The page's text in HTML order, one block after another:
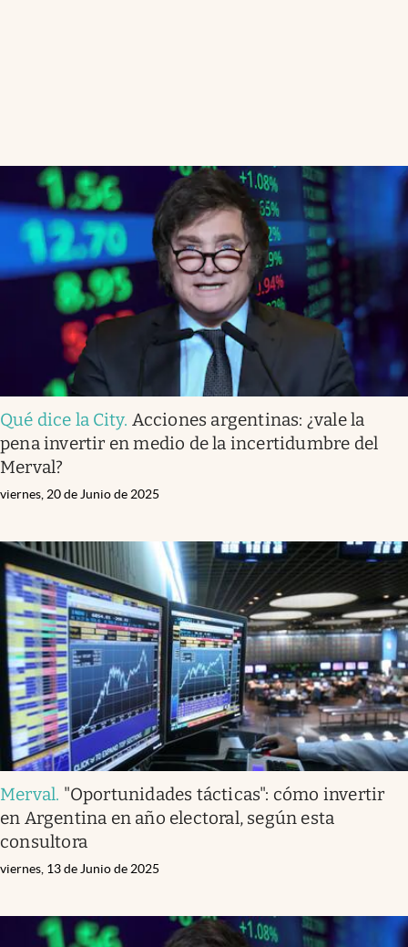
Qué dice la City. Acciones argentinas: ¿vale la
pena invertir en medio de la incertidumbre del
Merval?
viernes, 20 de Junio de 2025
Merval. "Oportunidades tácticas": cómo invertir
en Argentina en año electoral, según esta
consultora
viernes, 13 de Junio de 2025